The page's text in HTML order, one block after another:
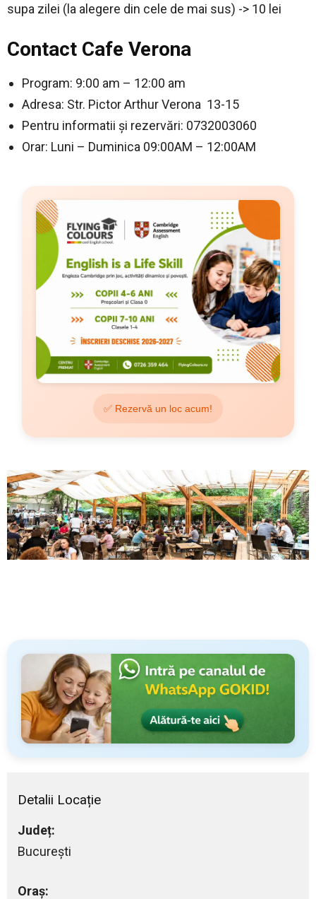
supa zilei (la alegere din cele de mai sus) -> 10 lei
Contact Cafe Verona
Program: 9:00 am – 12:00 am
Adresa: Str. Pictor Arthur Verona 13-15
Pentru informatii şi rezervări: 0732003060
Orar: Luni – Duminica 09:00AM – 12:00AM
✅ Rezervă un loc acum!
Detalii Locație
Județ:
București
Oraș: